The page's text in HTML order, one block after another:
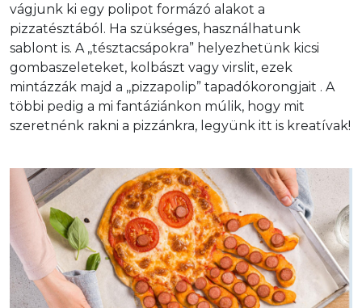
vágjunk ki egy polipot formázó alakot a
pizzatésztából. Ha szükséges, használhatunk
sablont is. A ,,tésztacsápokra” helyezhetünk kicsi
gombaszeleteket, kolbászt vagy virslit, ezek
mintázzák majd a ,,pizzapolip” tapadókorongjait . A
többi pedig a mi fantáziánkon múlik, hogy mit
szeretnénk rakni a pizzánkra, legyünk itt is kreatívak!